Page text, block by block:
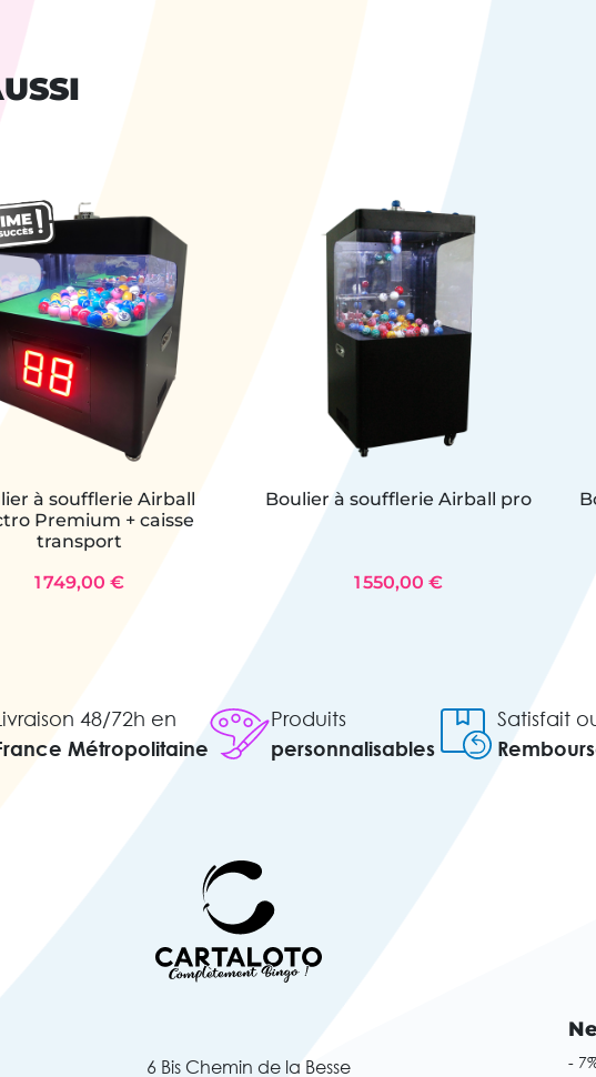
à soufflerie Airball
Premium + caisse
transport
1 749,00 €
Boulier à soufflerie Airball pro
1 550,00 €
48/72h en
Métropolitaine
Produits
personnalisables
Satisfait
6 Bis Chemin de la Besse
-